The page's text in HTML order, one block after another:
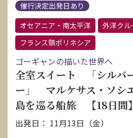
催行決定出発日あり
オセアニア・南太平洋
外洋クル
フランス領ポリネシア
ゴーギャンの描いた世界へ
全室スイート 「シルバ
ー」 マルケサス・ソシ
島を巡る船旅 【18日間】
出発日： 11月13日（金）